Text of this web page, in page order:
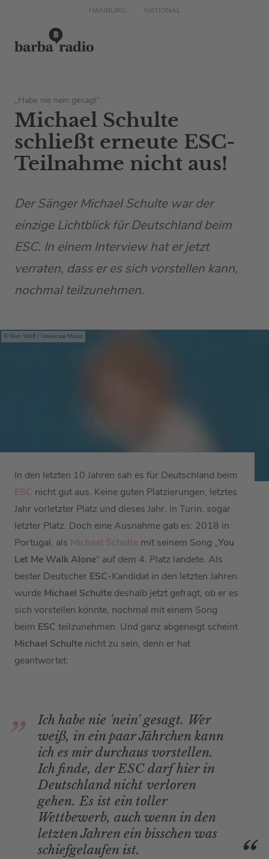
HAMBURG NATIONAL
„Habe nie nein gesagt“:
Michael Schulte
schließt erneute ESC-
Teilnahme nicht aus!
Der Sänger Michael Schulte war der
einzige Lichtblick für Deutschland beim
ESC. In einem Interview hat er jetzt
verraten, dass er es sich vorstellen kann,
nochmal teilzunehmen.
Ben Wolf / Universal Music
In den letzten 10 Jahren sah es für Deutschland beim
ESC nicht gut aus. Keine guten Platzierungen, letztes
Jahr vorletzter Platz und dieses Jahr, in Turin, sogar
letzter Platz. Doch eine Ausnahme gab es: 2018 in
Portugal, als Michael Schulte mit seinem Song „You
Let Me Walk Alone“ auf dem 4. Platz landete. Als
bester Deutscher ESC-Kandidat in den letzten Jahren
wurde Michael Schulte deshalb jetzt gefragt, ob er es
sich vorstellen könnte, nochmal mit einem Song
beim ESC teilzunehmen. Und ganz abgeneigt scheint
Michael Schulte nicht zu sein, denn er hat
geantwortet:
Ich habe nie 'nein' gesagt. Wer
weiß, in ein paar Jährchen kann
ich es mir durchaus vorstellen.
Ich finde, der ESC darf hier in
Deutschland nicht verloren
gehen. Es ist ein toller
Wettbewerb, auch wenn in den
letzten Jahren ein bisschen was
schiefgelaufen ist.